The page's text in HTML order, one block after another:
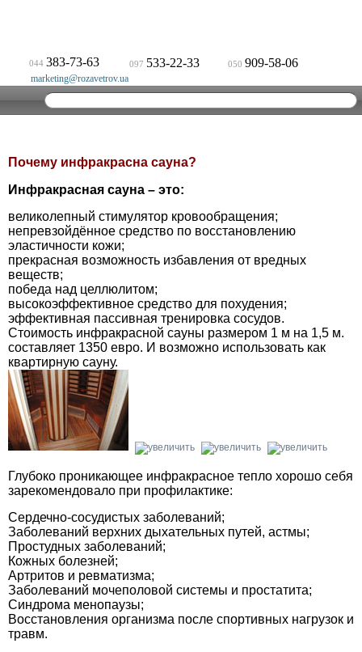
044 383-73-63 097 533-22-33 050 909-58-06
marketing@rozavetrov.ua
Почему инфракрасна сауна?
Инфракрасная сауна – это:
великолепный стимулятор кровообращения;
непревзойдённое средство по восстановлению
эластичности кожи;
прекрасная возможность избавления от вредных
веществ;
победа над целлюлитом;
высокоэффективное средство для похудения;
эффективная пассивная тренировка сосудов.
Стоимость инфракрасной сауны размером 1 м на 1,5 м.
составляет 1350 евро. И возможно использовать как
квартирную сауну.
Глубоко проникающее инфракрасное тепло хорошо себя
зарекомендовало при профилактике:
Сердечно-сосудистых заболеваний;
Заболеваний верхних дыхательных путей, астмы;
Простудных заболеваний;
Кожных болезней;
Артритов и ревматизма;
Заболеваний мочеполовой системы и простатита;
Синдрома менопаузы;
Восстановления организма после спортивных нагрузок и
травм.